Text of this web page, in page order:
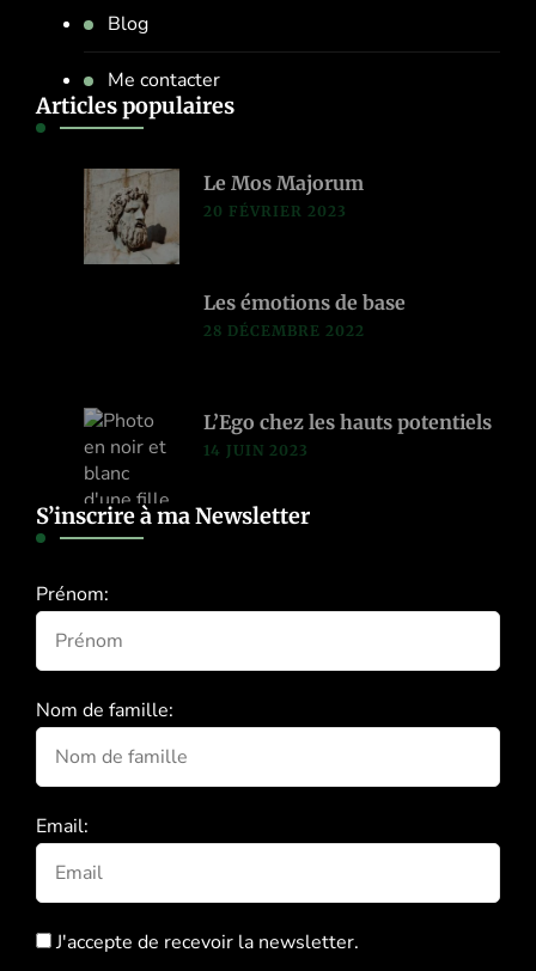
Blog
Me contacter
Articles populaires
Le Mos Majorum
20 FÉVRIER 2023
Les émotions de base
28 DÉCEMBRE 2022
L’Ego chez les hauts potentiels
14 JUIN 2023
S’inscrire à ma Newsletter
Prénom:
Nom de famille:
Email:
J'accepte de recevoir la newsletter.